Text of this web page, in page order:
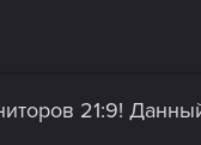
21:9!